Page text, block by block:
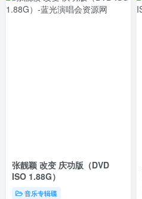
张靓颖 改变 庆功版（DVD
ISO 1.88G）
音乐专辑碟